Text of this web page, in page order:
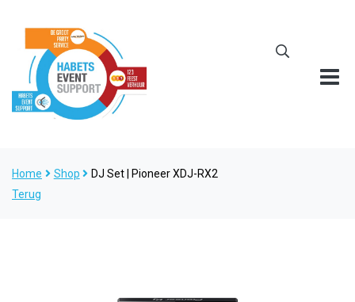
Home Shop
DJ Set | Pioneer XDJ-RX2
Terug